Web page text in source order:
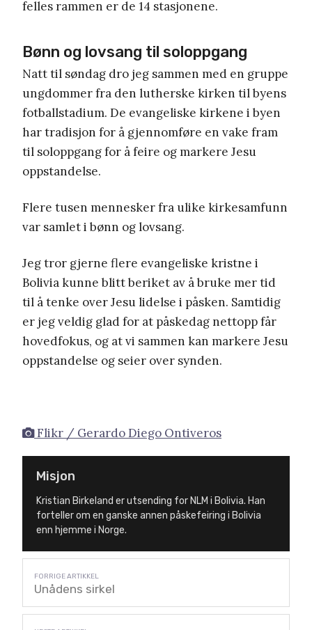
felles rammen er de 14 stasjonene.
Bønn og lovsang til soloppgang
Natt til søndag dro jeg sammen med en gruppe
ungdommer fra den lutherske kirken til byens
fotballstadium. De evangeliske kirkene i byen
har tradisjon for å gjennomføre en vake fram
til soloppgang for å feire og markere Jesu
oppstandelse.
Flere tusen mennesker fra ulike kirkesamfunn
var samlet i bønn og lovsang.
Jeg tror gjerne flere evangeliske kristne i
Bolivia kunne blitt beriket av å bruke mer tid
til å tenke over Jesu lidelse i påsken. Samtidig
er jeg veldig glad for at påskedag nettopp får
hovedfokus, og at vi sammen kan markere Jesu
oppstandelse og seier over synden.
Flikr / Gerardo Diego Ontiveros
Misjon
Kristian Birkeland er utsending for NLM i Bolivia. Han
forteller om en ganske annen påskefeiring i Bolivia
enn hjemme i Norge.
Unådens sirkel